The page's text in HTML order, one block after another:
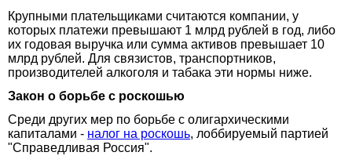
Крупными плательщиками считаются компании, у
которых платежи превышают 1 млрд рублей в год, либо
их годовая выручка или сумма активов превышает 10
млрд рублей. Для связистов, транспортников,
производителей алкоголя и табака эти нормы ниже.
Закон о борьбе с роскошью
Среди других мер по борьбе с олигархическими
капиталами - налог на роскошь, лоббируемый партией
"Справедливая Россия".